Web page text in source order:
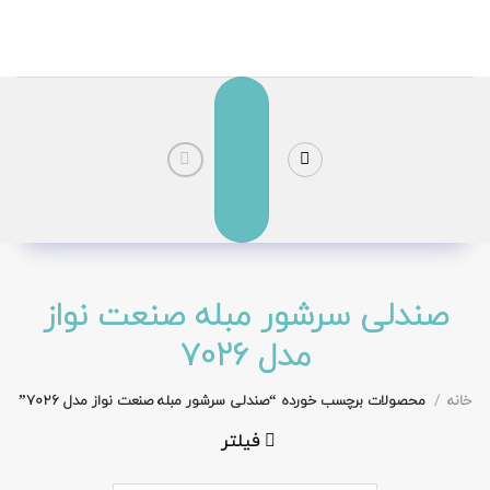
صندلی سرشور مبله صنعت نواز
مدل 7026
خانه / محصولات برچسب خورده “صندلی سرشور مبله صنعت نواز مدل 7026”
فیلتر